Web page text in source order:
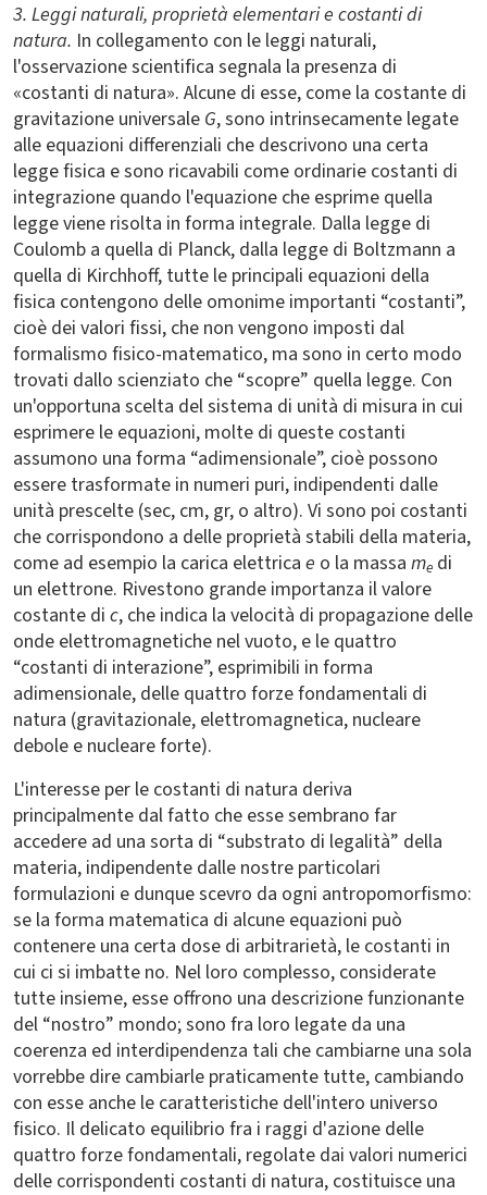
3. Leggi naturali, proprietà elementari e costanti di
natura. In collegamento con le leggi naturali,
l'osservazione scientifica segnala la presenza di
«costanti di natura». Alcune di esse, come la costante di
gravitazione universale G, sono intrinsecamente legate
alle equazioni differenziali che descrivono una certa
legge fisica e sono ricavabili come ordinarie costanti di
integrazione quando l'equazione che esprime quella
legge viene risolta in forma integrale. Dalla legge di
Coulomb a quella di Planck, dalla legge di Boltzmann a
quella di Kirchhoff, tutte le principali equazioni della
fisica contengono delle omonime importanti “costanti”,
cioè dei valori fissi, che non vengono imposti dal
formalismo fisico-matematico, ma sono in certo modo
trovati dallo scienziato che “scopre” quella legge. Con
un'opportuna scelta del sistema di unità di misura in cui
esprimere le equazioni, molte di queste costanti
assumono una forma “adimensionale”, cioè possono
essere trasformate in numeri puri, indipendenti dalle
unità prescelte (sec, cm, gr, o altro). Vi sono poi costanti
che corrispondono a delle proprietà stabili della materia,
come ad esempio la carica elettrica e o la massa me di
un elettrone. Rivestono grande importanza il valore
costante di c, che indica la velocità di propagazione delle
onde elettromagnetiche nel vuoto, e le quattro
“costanti di interazione”, esprimibili in forma
adimensionale, delle quattro forze fondamentali di
natura (gravitazionale, elettromagnetica, nucleare
debole e nucleare forte).
L'interesse per le costanti di natura deriva
principalmente dal fatto che esse sembrano far
accedere ad una sorta di “substrato di legalità” della
materia, indipendente dalle nostre particolari
formulazioni e dunque scevro da ogni antropomorfismo:
se la forma matematica di alcune equazioni può
contenere una certa dose di arbitrarietà, le costanti in
cui ci si imbatte no. Nel loro complesso, considerate
tutte insieme, esse offrono una descrizione funzionante
del “nostro” mondo; sono fra loro legate da una
coerenza ed interdipendenza tali che cambiarne una sola
vorrebbe dire cambiarle praticamente tutte, cambiando
con esse anche le caratteristiche dell'intero universo
fisico. Il delicato equilibrio fra i raggi d'azione delle
quattro forze fondamentali, regolate dai valori numerici
delle corrispondenti costanti di natura, costituisce una